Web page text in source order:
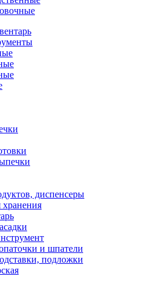
диспенсеры
и шпатели
подложки